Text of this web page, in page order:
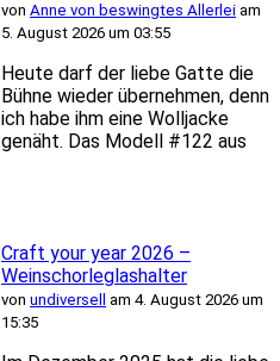
von Anne von beswingtes Allerlei am
5. August 2026 um 03:55
Heute darf der liebe Gatte die
Bühne wieder übernehmen, denn
ich habe ihm eine Wolljacke
genäht. Das Modell #122 aus
Craft your year 2026 –
Weinschorleglashalter
von undiversell
am 4. August 2026 um
15:35